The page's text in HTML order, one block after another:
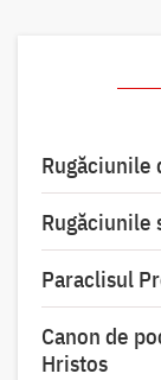
Rugăciunile
Paraclisul
Canon de
Hristos